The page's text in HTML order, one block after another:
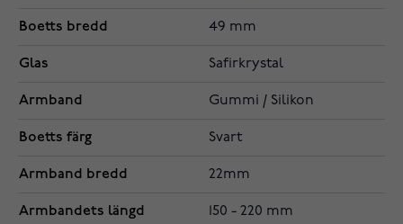
Boetts bredd 49 mm
Glas Safirkrystal
Armband Gummi / Silikon
Boetts färg Svart
Armband bredd 22mm
Armbandets längd 150 - 220 mm